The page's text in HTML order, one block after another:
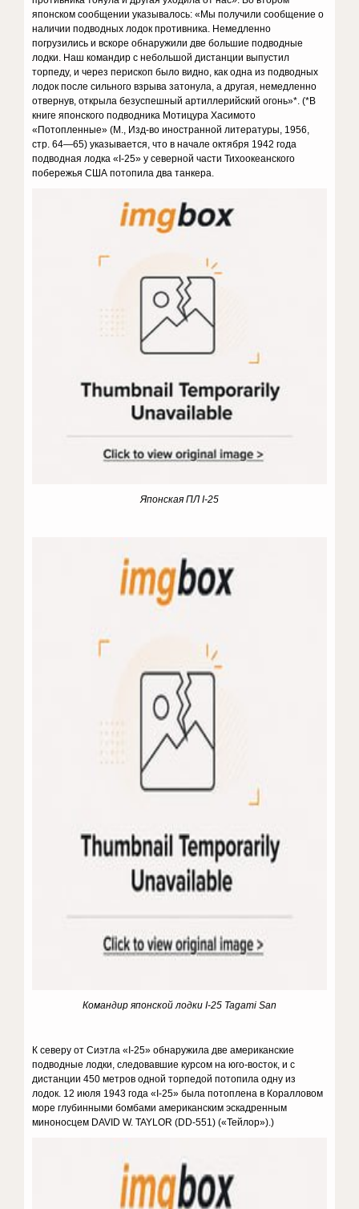
японском сообщении указывалось: «Мы получили сообщение о
наличии подводных лодок противника. Немедленно
погрузились и вскоре обнаружили две большие подводные
лодки. Наш командир с небольшой дистанции выпустил
торпеду, и через перископ было видно, как одна из подводных
лодок после сильного взрыва затонула, а другая, немедленно
отвернув, открыла безуспешный артиллерийский огонь»*. (*В
книге японского подводника Мотицура Хасимото
«Потопленные» (М., Изд-во иностранной литературы, 1956,
стр. 64—65) указывается, что в начале октября 1942 года
подводная лодка «I-25» у северной части Тихоокеанского
побережья США потопила два танкера.
Японская ПЛ I-25
Командир японской лодки I-25 Tagami San
К северу от Сиэтла «I-25» обнаружила две американские
подводные лодки, следовавшие курсом на юго-восток, и с
дистанции 450 метров одной торпедой потопила одну из
лодок. 12 июля 1943 года «I-25» была потоплена в Коралловом
море глубинными бомбами американским эскадренным
миноносцем DAVID W. TAYLOR (DD-551) («Тейлор»).)